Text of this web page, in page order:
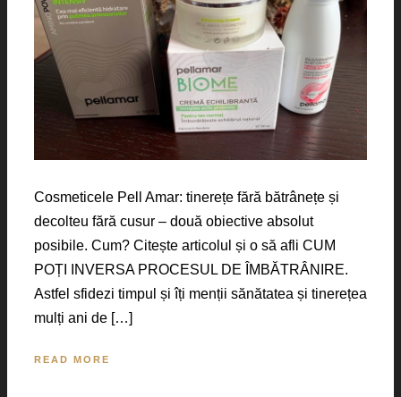
Cosmeticele Pell Amar: tinerețe fără bătrânețe și
decolteu fără cusur – două obiective absolut
posibile. Cum? Citește articolul și o să afli CUM
POȚI INVERSA PROCESUL DE ÎMBĂTRÂNIRE.
Astfel sfidezi timpul și îți menții sănătatea și tinerețea
mulți ani de […]
READ MORE